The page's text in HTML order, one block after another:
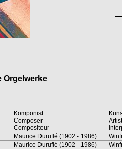
Orgelwerke
Komponist
Composer
Compositeur
Artist
Maurice Duruflé (1902 - 1986)
Maurice Duruflé (1902 - 1986)